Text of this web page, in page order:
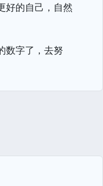
好的自己，自然
数字了，去努